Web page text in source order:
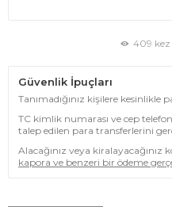
409
Güvenlik İpuçları
Tanımadığınız kişilere kesinlikle
TC kimlik numarası ve cep
talep edilen para transferlerini
Alacağınız veya kiralayacağınız
kapora ve benzeri bir ödeme